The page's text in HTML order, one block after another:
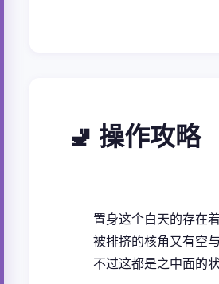
🚽 操作攻略
置身这个白天的存在
被排挤的核角又有空
不过这都是之中面的状